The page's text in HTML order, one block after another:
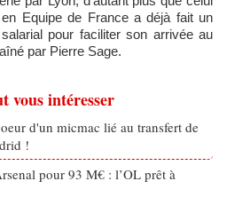
Equipe de France a déjà fait un
pour faciliter son arrivée au
par Pierre Sage.
vous intéresser
d'un micmac lié au transfert de
!
pour 93 M€ : l’OL prêt à